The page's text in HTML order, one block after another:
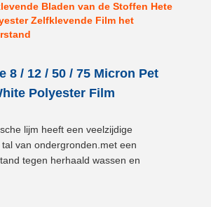
Bladen van de Stoffen Hete
Zelfklevende Film het
8 / 12 / 50 / 75 Micron Pet
Polyester Film
lijm heeft een veelzijdige
van ondergronden.met een
tegen herhaald wassen en